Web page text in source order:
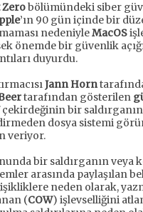
bölümündeki siber
’ın 90 gün içinde bir
nedeniyleMacOS
önemde bir güvenlik
duyurdu.
Jann Horn
tarafından gösterilen
çekirdeğinin bir
dosya sistemi
veriyor.
bir saldırganın veya
arasında paylaşılan
neden olarak,
(COW) işlevselliğini